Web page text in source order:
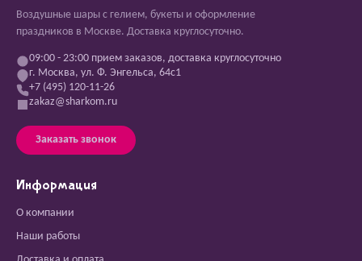
Воздушные шары с гелием, букеты и оформление
праздников в Москве. Доставка круглосуточно.
09:00 - 23:00 прием заказов, доставка круглосуточно
г. Москва, ул. Ф. Энгельса, 64с1
+7 (495) 120-11-26
zakaz@sharkom.ru
Заказать звонок
Информация
О компании
Наши работы